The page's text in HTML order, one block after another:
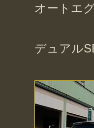
オートエ
デュアル